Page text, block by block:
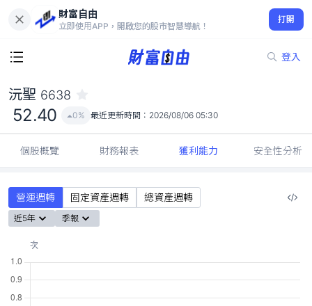
財富自由
立即使用APP，開啟您的股市智慧導航！
打開
登入
52.40
0%
沅聖 6638
52.40 0% 最近更新時間： 2026/08/06 05:30
個股概覽 財務報表 獲利能力 安全性分析
營運週轉 固定資產週轉 總資產週轉
近5年 季報